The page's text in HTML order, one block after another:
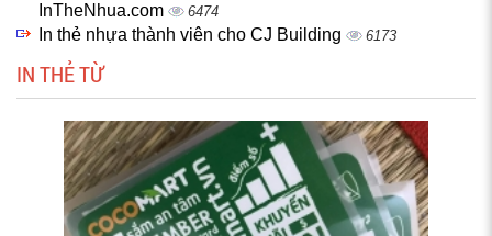
InTheNhua.com
6474
In thẻ nhựa thành viên cho CJ Building 6173
IN THẺ TỪ